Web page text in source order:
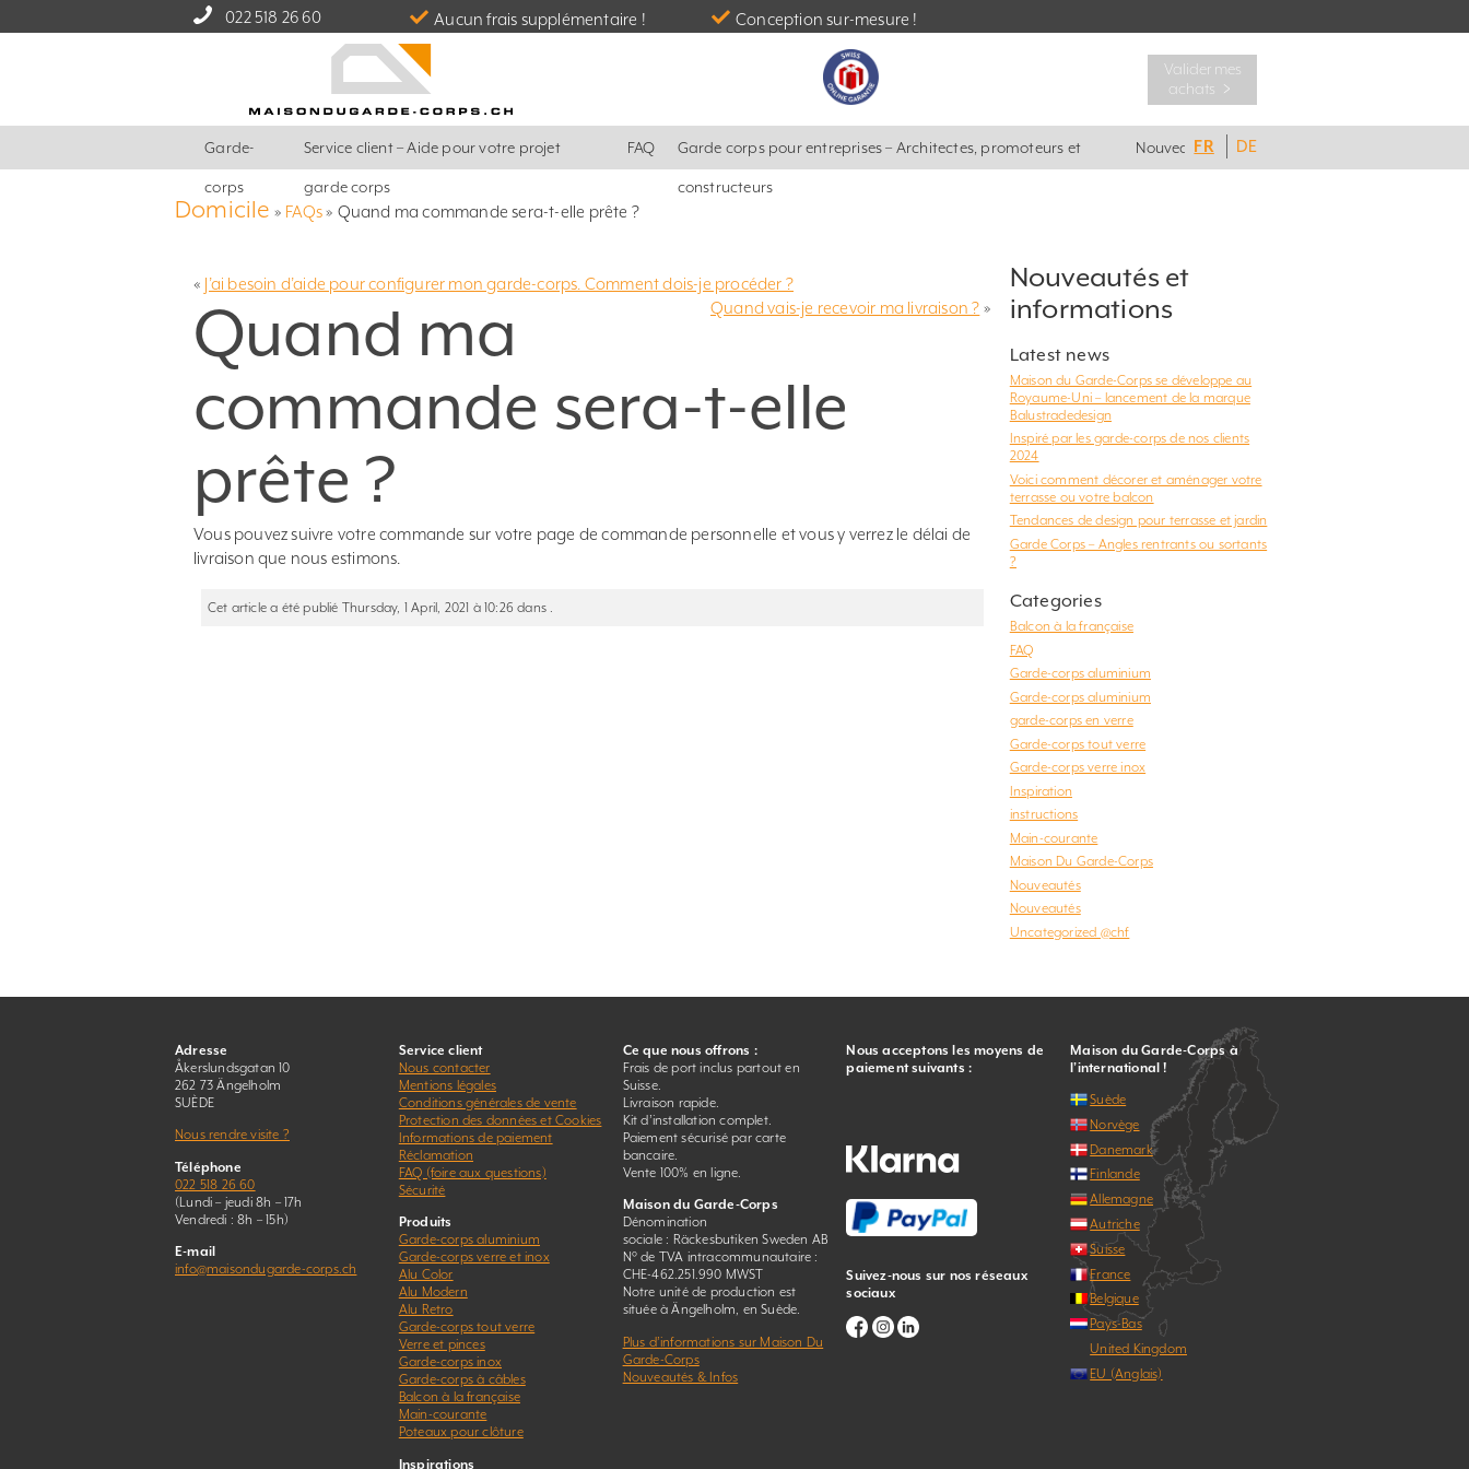
022 518 26 60 Aucun frais supplémentaire ! Conception sur-mesure !
Valider mes
achats ﹥
Garde-
corps
Service client – Aide pour votre projet
garde corps
FAQ Garde corps pour entreprises – Architectes, promoteurs et
constructeurs
Nouveautés
FR DE
Domicile » FAQs» Quand ma commande sera-t-elle prête ?
« J’ai besoin d’aide pour configurer mon garde-corps. Comment dois-je procéder ?
Quand vais-je recevoir ma livraison ? »
Quand ma
commande sera-t-elle
prête ?
Vous pouvez suivre votre commande sur votre page de commande personnelle et vous y verrez le délai de
livraison que nous estimons.
Cet article a été publié Thursday, 1 April, 2021 à 10:26 dans .
Nouveautés et
informations
Latest news
Maison du Garde-Corps se développe au
Royaume-Uni – lancement de la marque
Balustradedesign
Inspiré par les garde-corps de nos clients
2024
Voici comment décorer et aménager votre
terrasse ou votre balcon
Tendances de design pour terrasse et jardin
Garde Corps – Angles rentrants ou sortants
?
Categories
Balcon à la française
FAQ
Garde-corps aluminium
Garde-corps aluminium
garde-corps en verre
Garde-corps tout verre
Garde-corps verre inox
Inspiration
instructions
Main-courante
Maison Du Garde-Corps
Nouveautés
Nouveautés
Uncategorized @chf
Adresse
Åkerslundsgatan 10
262 73 Ängelholm
SUÈDE
Nous rendre visite ?
Téléphone
022 518 26 60
(Lundi – jeudi 8h – 17h
Vendredi : 8h – 15h)
E-mail
info@maisondugarde-corps.ch
Service client
Nous contacter
Mentions légales
Conditions générales de vente
Protection des données et Cookies
Informations de paiement
Réclamation
FAQ (foire aux questions)
Sécurité
Produits
Garde-corps aluminium
Garde-corps verre et inox
Alu Color
Alu Modern
Alu Retro
Garde-corps tout verre
Verre et pinces
Garde-corps inox
Garde-corps à câbles
Balcon à la française
Main-courante
Poteaux pour clôture
Inspirations
Ce que nous offrons :
Frais de port inclus partout en
Suisse.
Livraison rapide.
Kit d’installation complet.
Paiement sécurisé par carte
bancaire.
Vente 100% en ligne.
Maison du Garde-Corps
Dénomination
sociale : Räckesbutiken Sweden AB
N° de TVA intracommunautaire :
CHE-462.251.990 MWST
Notre unité de production est
située à Ängelholm, en Suède.
Plus d’informations sur Maison Du
Garde-Corps
Nouveautés & Infos
Nous acceptons les moyens de
paiement suivants :
Suivez-nous sur nos réseaux
sociaux
Maison du Garde-Corps à
l’international !
Suède
Norvège
Danemark
Finlande
Allemagne
Autriche
Suisse
France
Belgique
Pays-Bas
United Kingdom
EU (Anglais)